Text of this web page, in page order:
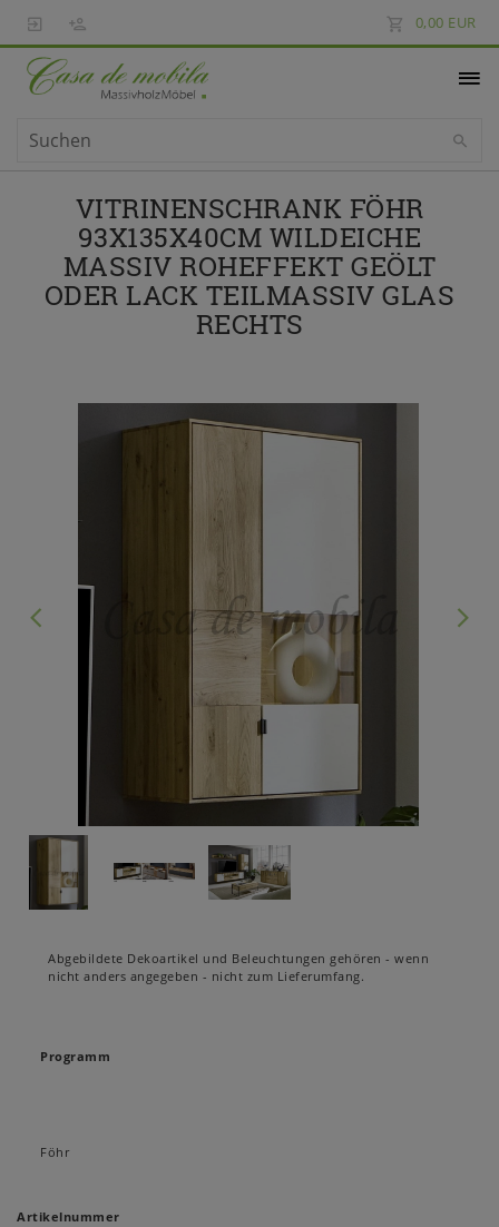
0,00 EUR
VITRINENSCHRANK FÖHR
93X135X40CM WILDEICHE
MASSIV ROHEFFEKT GEÖLT
ODER LACK TEILMASSIV GLAS
RECHTS
Abgebildete Dekoartikel und Beleuchtungen gehören - wenn
nicht anders angegeben - nicht zum Lieferumfang.
Programm
Föhr
Artikelnummer